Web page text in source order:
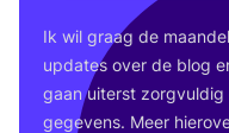
Ik wil graag de
upda­tes over de blog
gaan uiterst zorg­vul­dig
gege­vens. Meer